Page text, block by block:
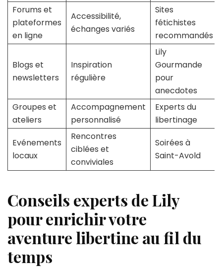
Forums et
plateformes
en ligne
Accessibilité,
échanges variés
Sites
fétichistes
recommandés
Blogs et
newsletters
Inspiration
régulière
Lily
Gourmande
pour
anecdotes
Groupes et
ateliers
Accompagnement
personnalisé
Experts du
libertinage
Evénements
locaux
Rencontres
ciblées et
conviviales
Soirées à
Saint-Avold
Conseils experts de Lily
pour enrichir votre
aventure libertine au fil du
temps